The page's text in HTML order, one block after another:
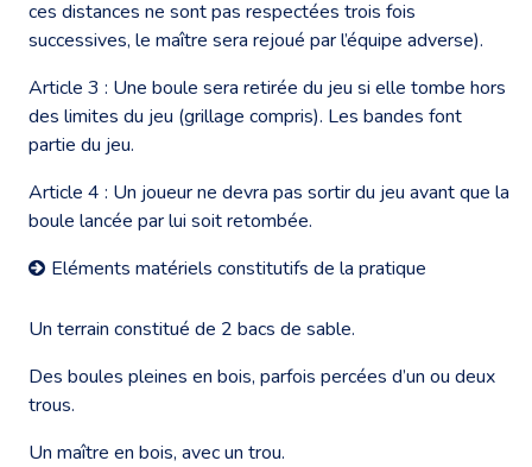
ces distances ne sont pas respectées trois fois
successives, le maître sera rejoué par l’équipe adverse).
Article 3 : Une boule sera retirée du jeu si elle tombe hors
des limites du jeu (grillage compris). Les bandes font
partie du jeu.
Article 4 : Un joueur ne devra pas sortir du jeu avant que la
boule lancée par lui soit retombée.
Eléments matériels constitutifs de la pratique
Un terrain constitué de 2 bacs de sable.
Des boules pleines en bois, parfois percées d’un ou deux
trous.
Un maître en bois, avec un trou.